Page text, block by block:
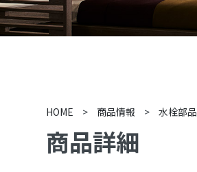
HOME > 商品情報 > 水栓部品
商品詳細